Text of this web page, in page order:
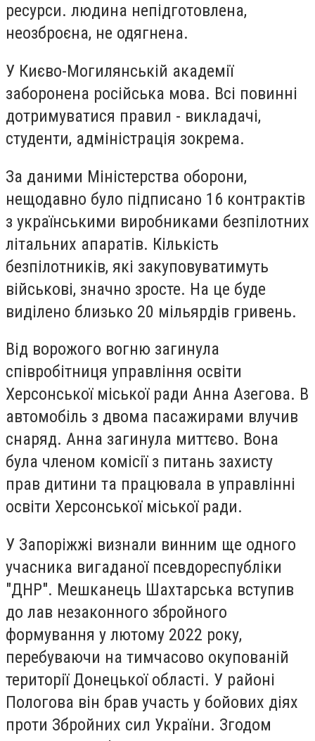
ресурси. людина непідготовлена,
неозброєна, не одягнена.
У Києво-Могилянській академії
заборонена російська мова. Всі повинні
дотримуватися правил - викладачі,
студенти, адміністрація зокрема.
За даними Міністерства оборони,
нещодавно було підписано 16 контрактів
з українськими виробниками безпілотних
літальних апаратів. Кількість
безпілотників, які закуповуватимуть
військові, значно зросте. На це буде
виділено близько 20 мільярдів гривень.
Від ворожого вогню загинула
співробітниця управління освіти
Херсонської міської ради Анна Азегова. В
автомобіль з двома пасажирами влучив
снаряд. Анна загинула миттєво. Вона
була членом комісії з питань захисту
прав дитини та працювала в управлінні
освіти Херсонської міської ради.
У Запоріжжі визнали винним ще одного
учасника вигаданої псевдореспубліки
"ДНР". Мешканець Шахтарська вступив
до лав незаконного збройного
формування у лютому 2022 року,
перебуваючи на тимчасово окупованій
території Донецької області. У районі
Пологова він брав участь у бойових діях
проти Збройних сил України. Згодом